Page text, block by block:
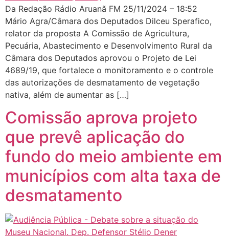
Da Redação Rádio Aruanã FM 25/11/2024 – 18:52
Mário Agra/Câmara dos Deputados Dilceu Sperafico,
relator da proposta A Comissão de Agricultura,
Pecuária, Abastecimento e Desenvolvimento Rural da
Câmara dos Deputados aprovou o Projeto de Lei
4689/19, que fortalece o monitoramento e o controle
das autorizações de desmatamento de vegetação
nativa, além de aumentar as […]
Comissão aprova projeto
que prevê aplicação do
fundo do meio ambiente em
municípios com alta taxa de
desmatamento